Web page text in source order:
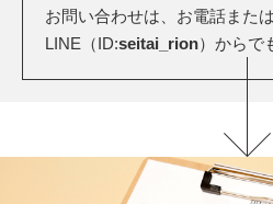
お問い合わせは、お電話または
LINE（ID:seitai_rion）からで